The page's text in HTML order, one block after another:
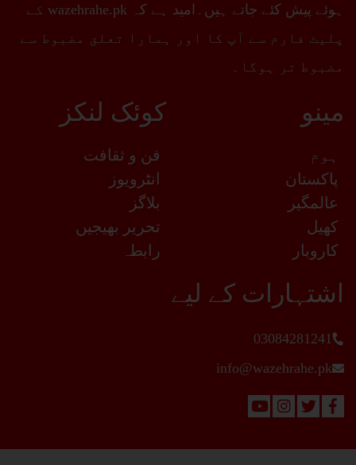
ہوئے پیش کئے جاتے ہیں۔امید ہے کہ wazehrahe.pk کے
پلیٹ فارم سے آپ کا اور ہمارا تعلق مضبوط سے
مضبوط تر ہوگا۔
مینو
ہوم
پاکستان
عالمگیر
کھیل
کاروبار
کوئک لنکز
فن و ثقافت
انٹرویوز
بلاگز
تحریر بھیجیں
رابطہ
اشتہارات کے لیے
03084281241
info@wazehrahe.pk